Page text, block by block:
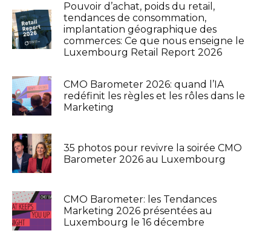
Pouvoir d’achat, poids du retail,
tendances de consommation,
implantation géographique des
commerces: Ce que nous enseigne le
Luxembourg Retail Report 2026
CMO Barometer 2026: quand l’IA
redéfinit les règles et les rôles dans le
Marketing
35 photos pour revivre la soirée CMO
Barometer 2026 au Luxembourg
CMO Barometer: les Tendances
Marketing 2026 présentées au
Luxembourg le 16 décembre